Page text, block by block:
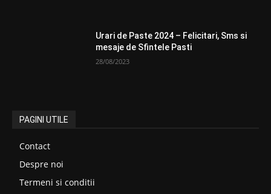
Urari de Paste 2024 – Felicitari, Sms si
mesaje de Sfintele Pasti
28/08/2023
PAGINI UTILE
Contact
Despre noi
Termeni si conditii